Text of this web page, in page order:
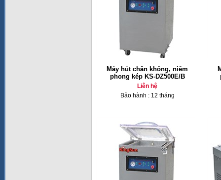
Máy hút chân không, niêm
phong kép KS-DZ500E/B
Liên hệ
Bảo hành : 12 tháng